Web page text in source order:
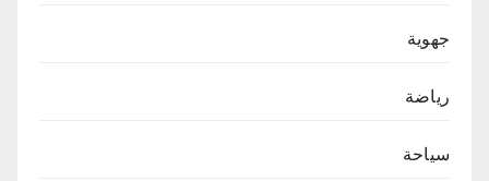
جهوية
رياضة
سياحة